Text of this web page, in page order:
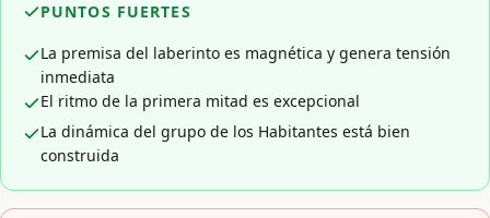
PUNTOS FUERTES
La premisa del laberinto es magnética y genera tensión
inmediata
El ritmo de la primera mitad es excepcional
La dinámica del grupo de los Habitantes está bien
construida